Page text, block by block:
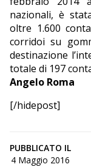
nazionali, è
oltre 1.600
corridoi su
destinazione
totale di 197
Angelo Roma
[/hidepost]
PUBBLICATO IL
4 Maggio 2016